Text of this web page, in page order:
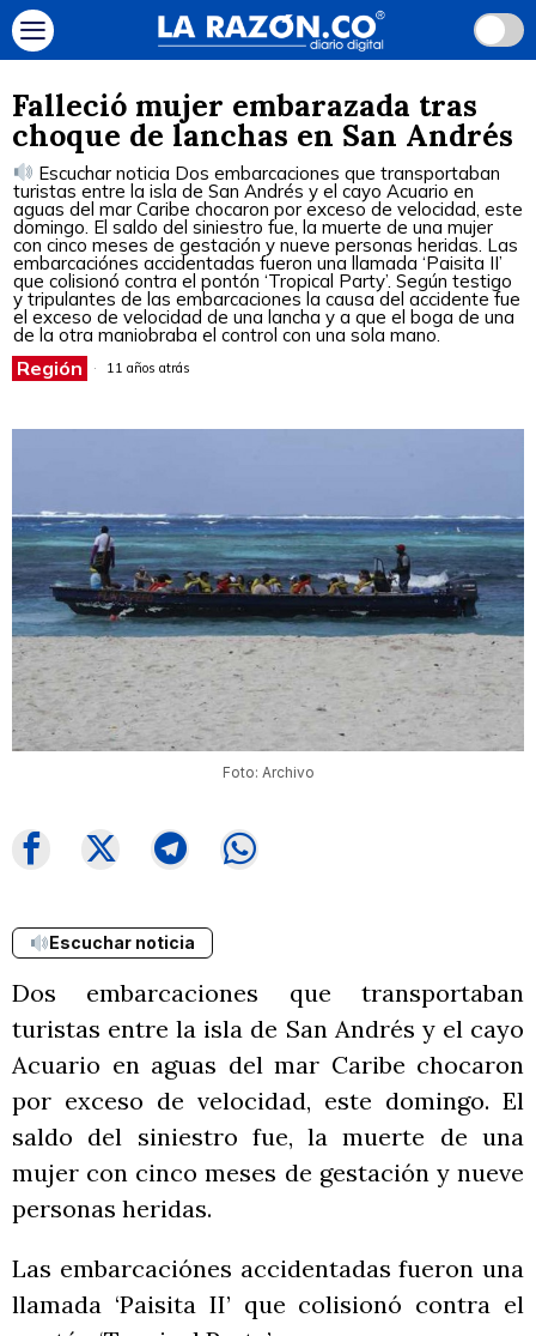
Falleció mujer embarazada tras
choque de lanchas en San Andrés
Escuchar noticia Dos embarcaciones que transportaban
turistas entre la isla de San Andrés y el cayo Acuario en
aguas del mar Caribe chocaron por exceso de velocidad, este
domingo. El saldo del siniestro fue, la muerte de una mujer
con cinco meses de gestación y nueve personas heridas. Las
embarcaciónes accidentadas fueron una llamada ‘Paisita II’
que colisionó contra el pontón ‘Tropical Party’. Según testigo
y tripulantes de las embarcaciones la causa del accidente fue
el exceso de velocidad de una lancha y a que el boga de una
de la otra maniobraba el control con una sola mano.
Región 11 años atrás
Foto: Archivo
Escuchar noticia
Dos embarcaciones que transportaban
turistas entre la isla de San Andrés y el cayo
Acuario en aguas del mar Caribe chocaron
por exceso de velocidad, este domingo. El
saldo del siniestro fue, la muerte de una
mujer con cinco meses de gestación y nueve
personas heridas.
Las embarcaciónes accidentadas fueron una
llamada ‘Paisita II’ que colisionó contra el